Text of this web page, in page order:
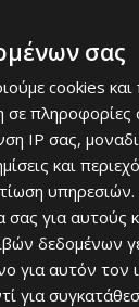
ενέργεια. Οι
ενώ
του
Για την
σας
cookies
πληροφορίες
IP σας,
και
υπηρεσιών.
σας για αυτούς
δεδομένων
για αυτόν